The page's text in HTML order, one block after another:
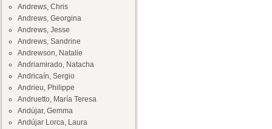
Andrews, Chris
Andrews, Georgina
Andrews, Jesse
Andrews, Sandrine
Andrewson, Natalie
Andriamirado, Natacha
Andricaín, Sergio
Andrieu, Philippe
Andruetto, María Teresa
Andújar, Gemma
Andújar Lorca, Laura